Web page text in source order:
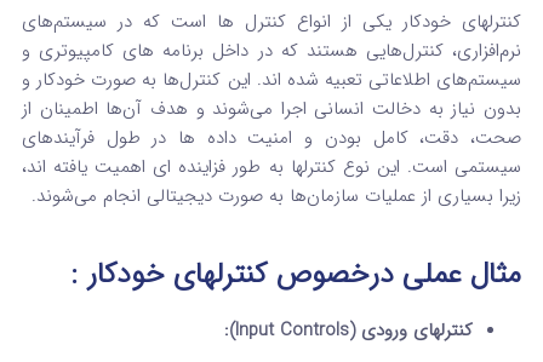
کنترلهای خودکار یکی از انواع کنترل ها است که در سیستم‌های
نرم‌افزاری، کنترل‌هایی هستند که در داخل برنامه‌ های کامپیوتری و
سیستم‌های اطلاعاتی تعبیه شده‌ اند. این کنترل‌ها به صورت خودکار و
بدون نیاز به دخالت انسانی اجرا می‌شوند و هدف آن‌ها اطمینان از
صحت، دقت، کامل بودن و امنیت داده‌ ها در طول فرآیندهای
سیستمی است. این نوع کنترلها به طور فزاینده‌ ای اهمیت یافته‌ اند،
زیرا بسیاری از عملیات سازمان‌ها به صورت دیجیتالی انجام می‌شوند.
مثال عملی درخصوص کنترلهای خودکار :
کنترلهای ورودی (Input Controls):